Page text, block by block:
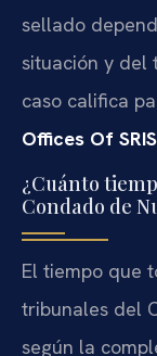
sellado
situación y del
caso califica
Offices Of
¿Cuánto
Condado de
El tiempo que
tribunales del
según la